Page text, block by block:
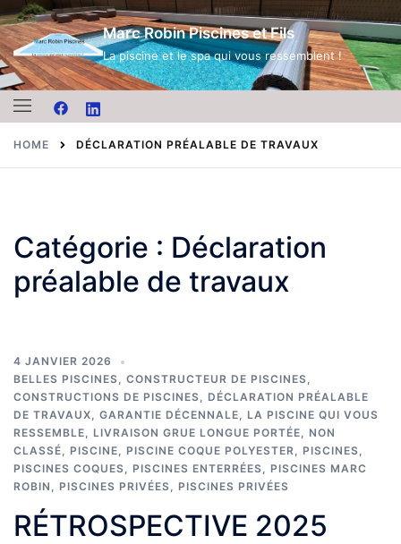
Skip
to
content
Marc Robin Piscines et Fils
La piscine et le spa qui vous ressemblent !
HOME DÉCLARATION PRÉALABLE DE TRAVAUX
Catégorie : Déclaration
préalable de travaux
4 JANVIER 2026
BELLES PISCINES, CONSTRUCTEUR DE PISCINES,
CONSTRUCTIONS DE PISCINES, DÉCLARATION PRÉALABLE
DE TRAVAUX, GARANTIE DÉCENNALE, LA PISCINE QUI VOUS
RESSEMBLE, LIVRAISON GRUE LONGUE PORTÉE, NON
CLASSÉ, PISCINE, PISCINE COQUE POLYESTER, PISCINES,
PISCINES COQUES, PISCINES ENTERRÉES, PISCINES MARC
ROBIN , PISCINES PRIVÉES, PISCINES PRIVÉES
RÉTROSPECTIVE 2025